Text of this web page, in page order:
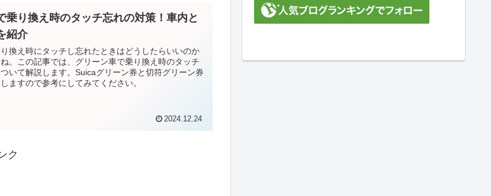
乗り換え時のタッチ忘れの対策！車内と
紹介
換え時にタッチし忘れたときはどうしたらいいのか
。この記事では、グリーン車で乗り換え時のタッチ
いて解説します。Suicaグリーン券と切符グリーン券
ますので参考にしてみてください。
2024.12.24
ク